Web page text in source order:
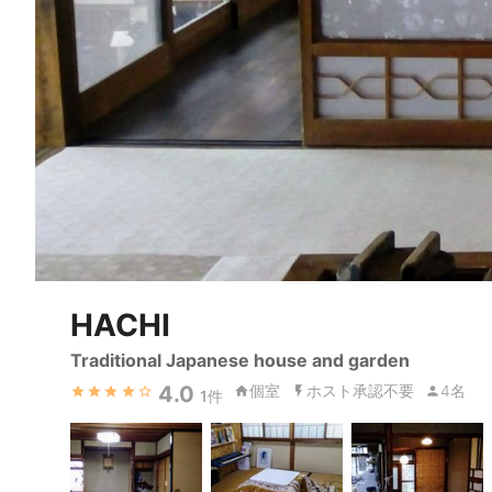
HACHI
Traditional Japanese house and garden
4.0 1件 個室 ホスト承認不要 4名